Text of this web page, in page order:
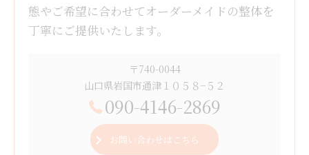
態やご希望に合わせてオーダーメイドの整体を
丁寧にご提供いたします。
〒740-0044
山口県岩国市通津１０５８−５２
090-4146-2869
お問い合わせはこちら